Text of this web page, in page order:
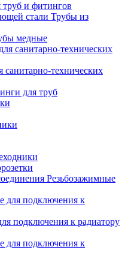
и фитингов
Трубы из
медные
санитарно-технических
для труб
Резьбозажимные
подключения к радиатору